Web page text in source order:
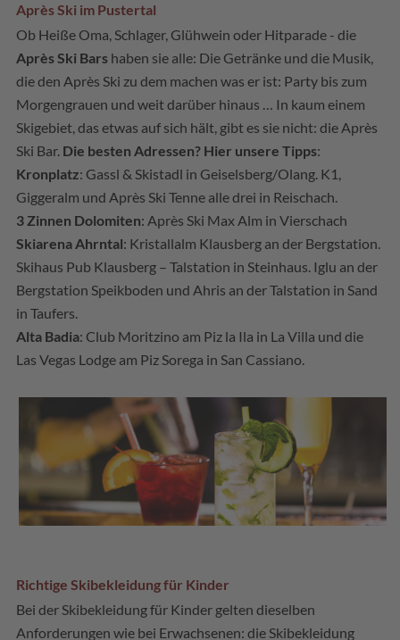
Après Ski im Pustertal
Ob Heiße Oma, Schlager, Glühwein oder Hitparade - die
Après Ski Bars haben sie alle: Die Getränke und die Musik,
die den Après Ski zu dem machen was er ist: Party bis zum
Morgengrauen und weit darüber hinaus … In kaum einem
Skigebiet, das etwas auf sich hält, gibt es sie nicht: die Après
Ski Bar. Die besten Adressen? Hier unsere Tipps:
Kronplatz: Gassl & Skistadl in Geiselsberg/Olang. K1,
Giggeralm und Après Ski Tenne alle drei in Reischach.
3 Zinnen Dolomiten: Après Ski Max Alm in Vierschach
Skiarena Ahrntal: Kristallalm Klausberg an der Bergstation.
Skihaus Pub Klausberg – Talstation in Steinhaus. Iglu an der
Bergstation Speikboden und Ahris an der Talstation in Sand
in Taufers.
Alta Badia: Club Moritzino am Piz la Ila in La Villa und die
Las Vegas Lodge am Piz Sorega in San Cassiano.
Richtige Skibekleidung für Kinder
Bei der Skibekleidung für Kinder gelten dieselben
Anforderungen wie bei Erwachsenen: die Skibekleidung